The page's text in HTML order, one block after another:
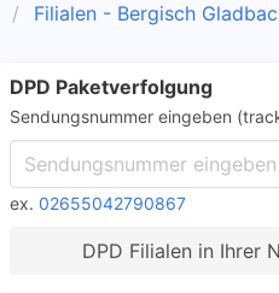
Filialen - Bergisch
DPD Paketverfolgung
Sendungsnummer eingeben
ex. 02655042790867
DPD Filialen in Ihrer